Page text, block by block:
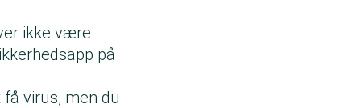
ikke være
på
virus, men du